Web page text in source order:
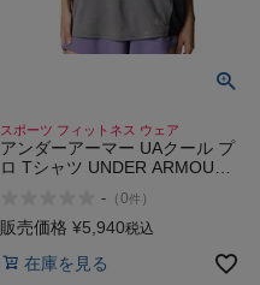
スポーツ フィットネス ウェア
アンダーアーマー UAクール プ
ロ Tシャツ UNDER ARMOUR
- （0件 ）
販売価格 ¥5,940税込
在庫を見る